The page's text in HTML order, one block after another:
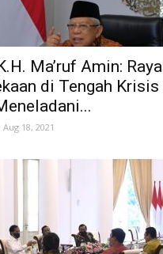
Ma’ruf Amin:
di Tengah Krisis
Aug 18, 2021